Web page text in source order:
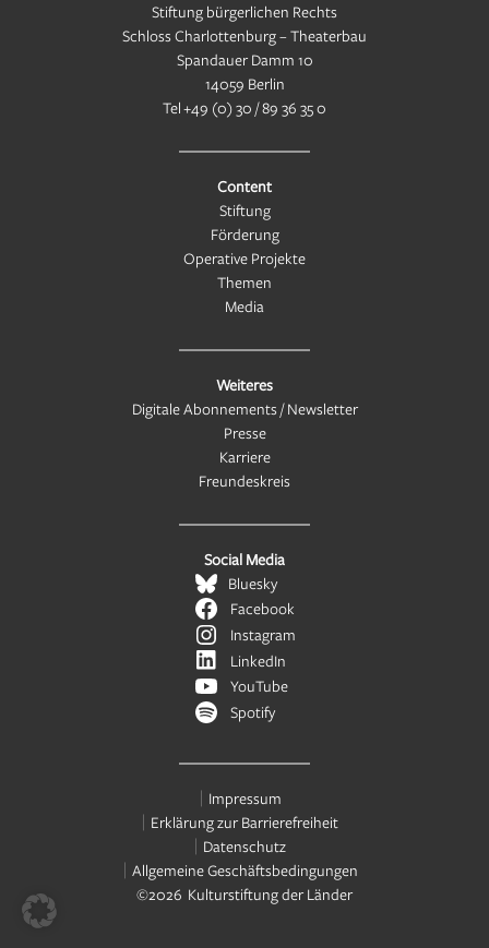
Stiftung bürgerlichen Rechts
Schloss Charlottenburg – Theaterbau
Spandauer Damm 10
14059 Berlin
Tel+49 (0) 30 / 89 36 35 0
Content
Stiftung
Förderung
Operative Projekte
Themen
Media
Weiteres
Digitale Abonnements / Newsletter
Presse
Karriere
Freundeskreis
Social Media
Bluesky
Facebook
Instagram
LinkedIn
YouTube
Spotify
Impressum
Erklärung zur Barrierefreiheit
Datenschutz
Allgemeine Geschäftsbedingungen
©2026 Kulturstiftung der Länder